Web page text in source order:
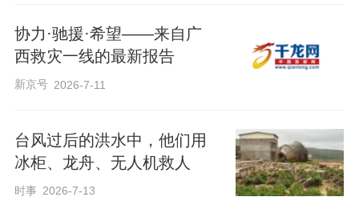
协力·驰援·希望——来自广
西救灾一线的最新报告
新京号 2026-7-11
台风过后的洪水中，他们用
冰柜、龙舟、无人机救人
时事 2026-7-13